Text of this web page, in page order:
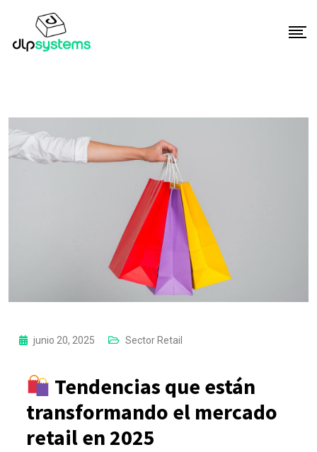
junio 20, 2025 Sector Retail
Tendencias que están
transformando el mercado
retail en 2025